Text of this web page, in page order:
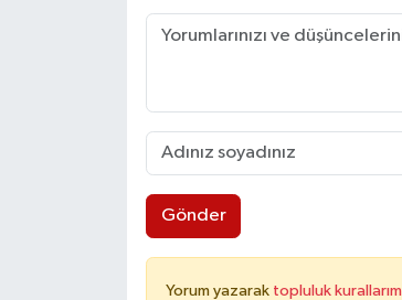
Gönder
Yorum yazarak topluluk